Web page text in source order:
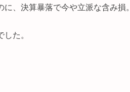
、決算暴落で今や立派な含み損。
た。